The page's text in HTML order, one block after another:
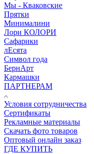
Мы - Кваковские
Прятки
Минималини
Лори КОЛОРИ
Сафарики
лЕсята
Символ года
БернАрт
Кармашки
ПАРТНЕРАМ
Условия сотрудничества
Сертификаты
Рекламные материалы
Скачать фото товаров
Оптовый онлайн заказ
ГДЕ КУПИТЬ